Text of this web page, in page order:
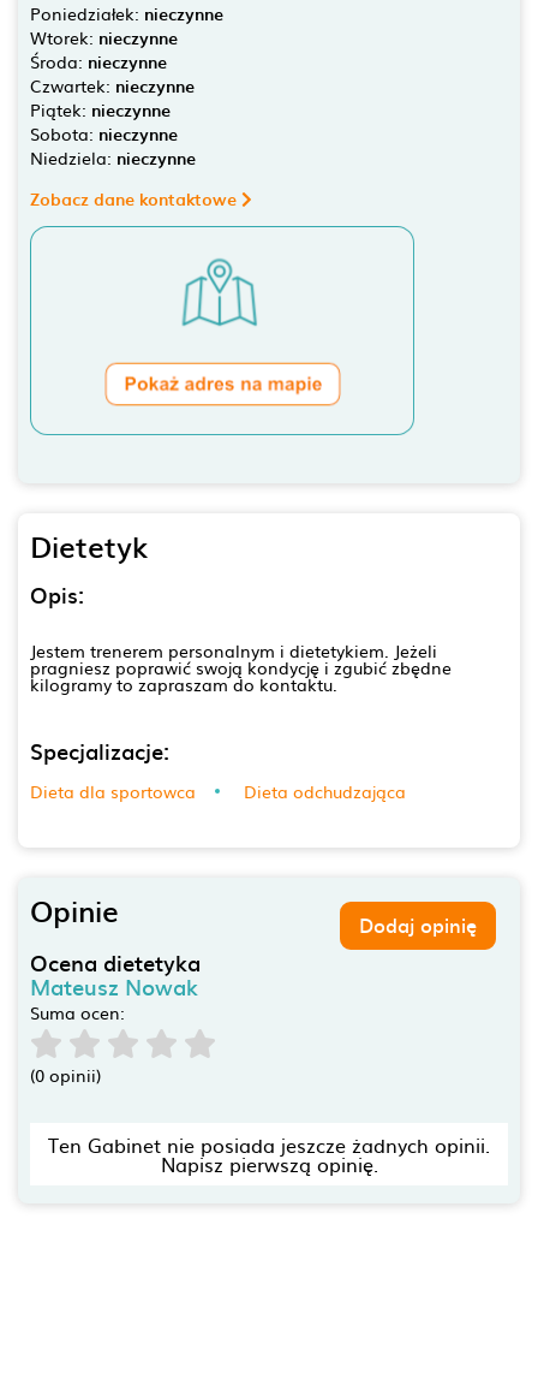
Poniedziałek: nieczynne
Wtorek: nieczynne
Środa: nieczynne
Czwartek: nieczynne
Piątek: nieczynne
Sobota: nieczynne
Niedziela: nieczynne
Zobacz dane kontaktowe
Dietetyk
Opis:
Jestem trenerem personalnym i dietetykiem. Jeżeli
pragniesz poprawić swoją kondycję i zgubić zbędne
kilogramy to zapraszam do kontaktu.
Specjalizacje:
Dieta dla sportowca Dieta odchudzająca
Opinie Dodaj opinię
Ocena dietetyka
Mateusz Nowak
Suma ocen:
(0 opinii)
Ten Gabinet nie posiada jeszcze żadnych opinii.
Napisz pierwszą opinię.